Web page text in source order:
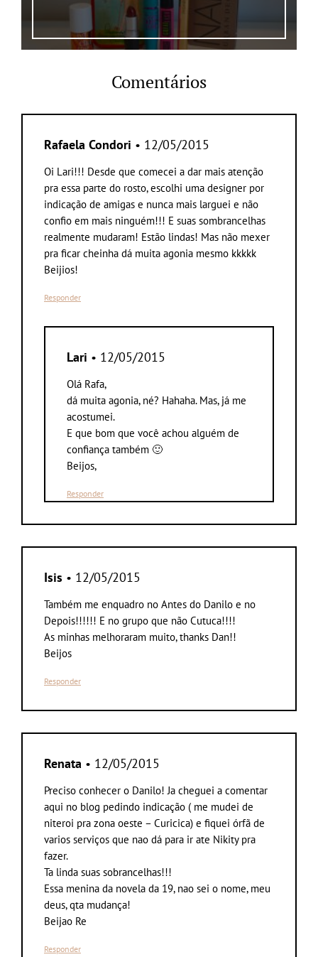
Comentários
Rafaela Condori • 12/05/2015
Oi Lari!!! Desde que comecei a dar mais atenção
pra essa parte do rosto, escolhi uma designer por
indicação de amigas e nunca mais larguei e não
confio em mais ninguém!!! E suas sombrancelhas
realmente mudaram! Estão lindas! Mas não mexer
pra ficar cheinha dá muita agonia mesmo kkkkk
Beijios!
Responder
Lari • 12/05/2015
Olá Rafa,
dá muita agonia, né? Hahaha. Mas, já me
acostumei.
E que bom que você achou alguém de
confiança também 🙂
Beijos,
Responder
Isis • 12/05/2015
Também me enquadro no Antes do Danilo e no
Depois!!!!!! E no grupo que não Cutuca!!!!
As minhas melhoraram muito, thanks Dan!!
Beijos
Responder
Renata • 12/05/2015
Preciso conhecer o Danilo! Ja cheguei a comentar
aqui no blog pedindo indicação ( me mudei de
niteroi pra zona oeste – Curicica) e fiquei órfã de
varios serviços que nao dá para ir ate Nikity pra
fazer.
Ta linda suas sobrancelhas!!!
Essa menina da novela da 19, nao sei o nome, meu
deus, qta mudança!
Beijao Re
Responder